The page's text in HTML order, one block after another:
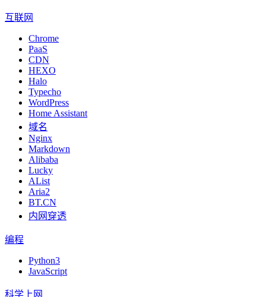
互联网
Chrome
PaaS
CDN
HEXO
Halo
Typecho
WordPress
Home Assistant
域名
Nginx
Markdown
Alibaba
Lucky
AList
Aria2
BT.CN
内网穿透
编程
Python3
JavaScript
科学上网